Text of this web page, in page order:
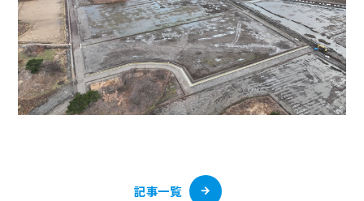
記事一覧